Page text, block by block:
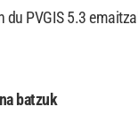
du PVGIS 5.3
batzuk